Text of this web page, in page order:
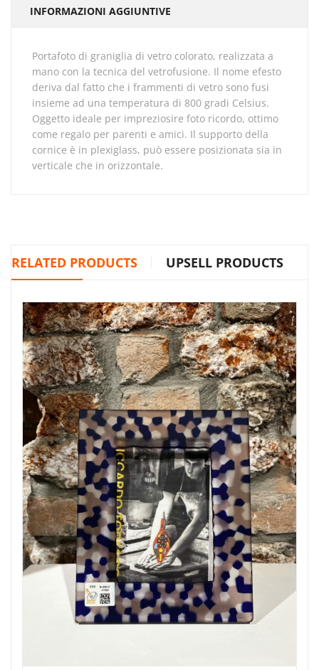
INFORMAZIONI AGGIUNTIVE
Portafoto di graniglia di vetro colorato, realizzata a
mano con la tecnica del vetrofusione. Il nome efesto
deriva dal fatto che i frammenti di vetro sono fusi
insieme ad una temperatura di 800 gradi Celsius.
Oggetto ideale per impreziosire foto ricordo, ottimo
come regalo per parenti e amici. Il supporto della
cornice è in plexiglass, può essere posizionata sia in
verticale che in orizzontale.
RELATED PRODUCTS UPSELL PRODUCTS